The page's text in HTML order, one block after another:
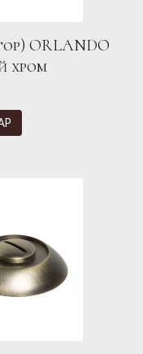
ORLANDO
хром